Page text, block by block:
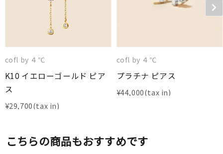
cofl by ４℃
K10 イエローゴールド ピア
ス
¥29,700
cofl by ４℃
プラチナ ピアス
¥44,000
こちらの商品もおすすめです